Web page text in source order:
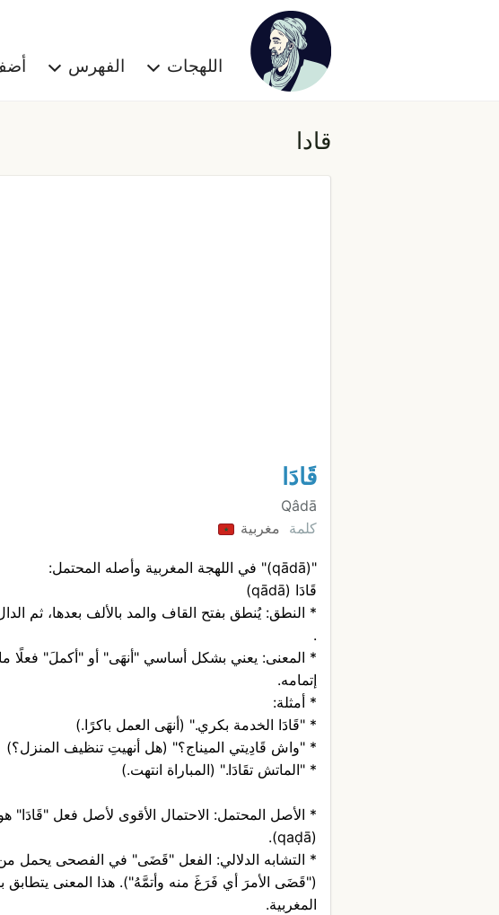
اللهجات الفهرس
قادا
قَادَا
Qâdā
كلمة مغربية
"(qādā)" في اللهجة المغربية وأصله المحتمل:
قَادَا (qādā)
* النطق: يُنطق بفتح القاف والمد بالألف بعدها، ثم
.
* المعنى: يعني بشكل أساسي "أنهَى" أو "أكملَ" فعلًا
إتمامه.
* أمثلة:
* "قَادَا الخدمة بكري." (أنهَى العمل باكرًا.)
* "واش قَادِيتي الميناج؟" (هل أنهيتِ تنظيف المنزل؟)
* "الماتش تقَادَا." (المباراة انتهت.)
* الأصل المحتمل: الاحتمال الأقوى لأصل فعل "قَادَا"
(qaḍā).
* التشابه الدلالي: الفعل "قَضَى" في الفصحى يحمل
("قَضَى الأمرَ أي فَرَغَ منه وأتمَّهُ"). هذا المعنى
المغربية.